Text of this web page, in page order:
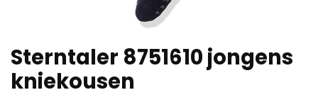
Sterntaler 8751610 jongens
kniekousen